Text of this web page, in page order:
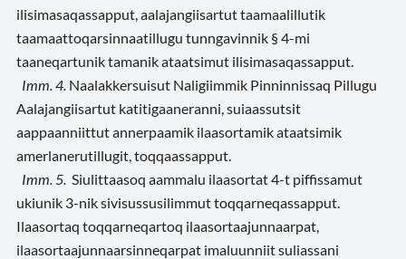
ilisimasaqassapput, aalajangiisartut taamaalillutik
taamaattoqarsinnaatillugu tunngavinnik § 4-mi
taaneqartunik tamanik ataatsimut ilisimasaqassapput.
Imm. 4. Naalakkersuisut Naligiimmik Pinninnissaq Pillugu
Aalajangiisartut katitigaaneranni, suiaassutsit
aappaanniittut annerpaamik ilaasortamik ataatsimik
amerlanerutillugit, toqqaassapput.
Imm. 5. Siulittaasoq aammalu ilaasortat 4-t piffissamut
ukiunik 3-nik sivisussusilimmut toqqarneqassapput.
Ilaasortaq toqqarneqartoq ilaasortaajunnaarpat,
ilaasortaajunnaarsinneqarpat imaluunniit suliassani